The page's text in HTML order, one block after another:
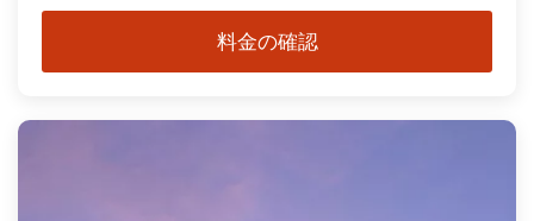
料金の確認